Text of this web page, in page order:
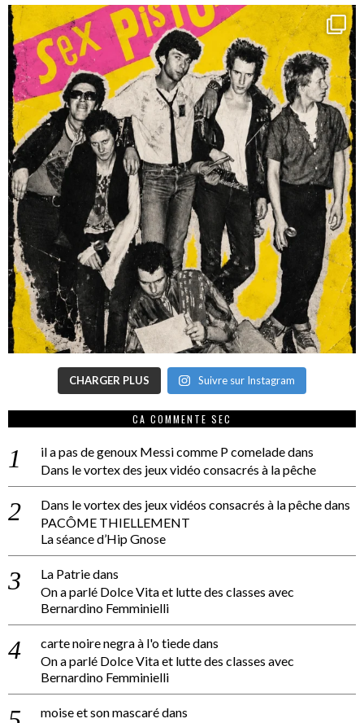
CHARGER PLUS Suivre sur Instagram
CA COMMENTE SEC
il a pas de genoux Messi comme P comeladedans
Dans le vortex des jeux vidéo consacrés à la pêche
Dans le vortex des jeux vidéos consacrés à la pêchedans
PACÔME THIELLEMENT
La séance d’Hip Gnose
La Patriedans
On a parlé Dolce Vita et lutte des classes avec
Bernardino Femminielli
carte noire negra à l'o tiededans
On a parlé Dolce Vita et lutte des classes avec
Bernardino Femminielli
moise et son mascarédans